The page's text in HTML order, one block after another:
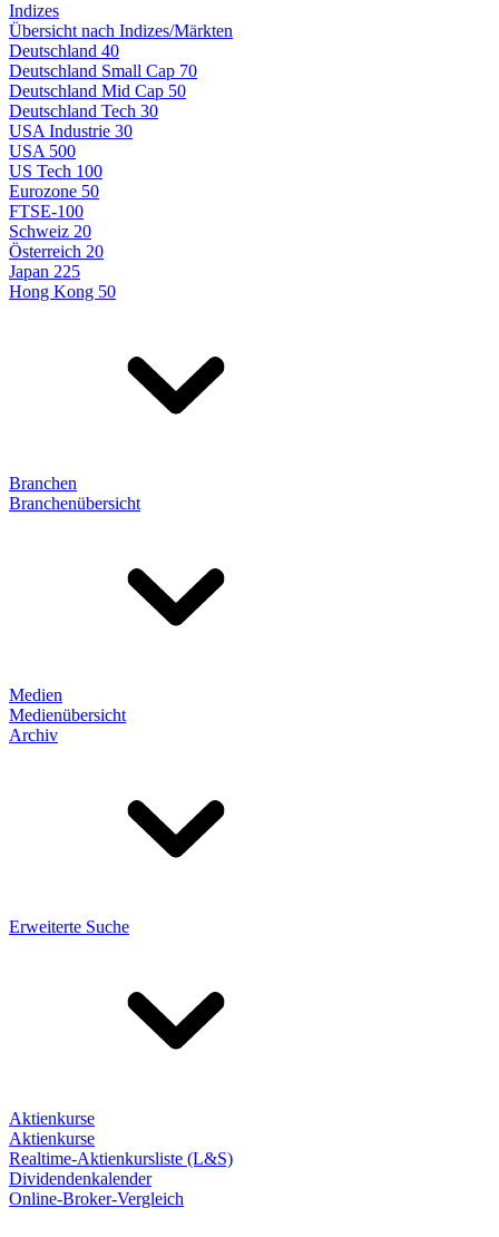
Indizes
Übersicht nach Indizes/Märkten
Deutschland 40
Deutschland Small Cap 70
Deutschland Mid Cap 50
Deutschland Tech 30
USA Industrie 30
USA 500
US Tech 100
Eurozone 50
FTSE-100
Schweiz 20
Österreich 20
Japan 225
Hong Kong 50
Branchen
Branchenübersicht
Medien
Medienübersicht
Archiv
Erweiterte Suche
Aktienkurse
Aktienkurse
Realtime-Aktienkursliste (L&S)
Dividendenkalender
Online-Broker-Vergleich